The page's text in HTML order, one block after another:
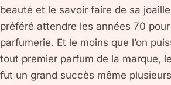
beauté et le savoir faire de sa
préféré attendre les années 70
parfumerie. Et le moins que l’on
tout premier parfum de la marque,
fut un grand succès même